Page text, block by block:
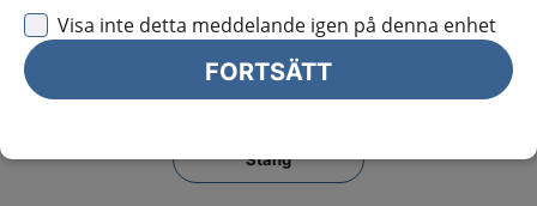
Visa inte detta meddelande igen på denna enhet
FORTSÄTT
Jag vill inte se någon regional information
Obs! Detta val innebär att du inte ser regionalt innehåll
och viktig information som gäller just din region.
Stäng regionsväljaren
Stäng